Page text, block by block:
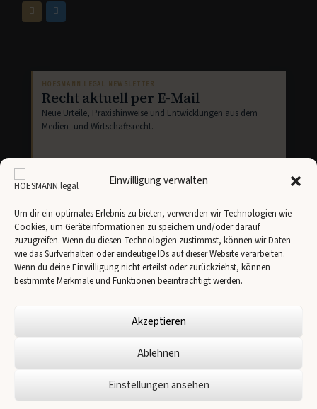
Einwilligung verwalten
Um dir ein optimales Erlebnis zu bieten, verwenden wir Technologien wie
Cookies, um Geräteinformationen zu speichern und/oder darauf
zuzugreifen. Wenn du diesen Technologien zustimmst, können wir Daten
wie das Surfverhalten oder eindeutige IDs auf dieser Website verarbeiten.
Wenn du deine Einwilligung nicht erteilst oder zurückziehst, können
bestimmte Merkmale und Funktionen beeinträchtigt werden.
Akzeptieren
Ablehnen
Einstellungen ansehen
HOESMANN.LEGAL NEWSLETTER
Recht aktuell per E-Mail
Neue Urteile, Praxishinweise und Entwicklungen aus dem
Medien- und Wirtschaftsrecht.
E-
Adresse
Newsletter abonnieren
Ich stimme der Übertragung meiner Angaben anBrevogemäß unserer
Datenschutzerklärung
zu.
Impressum